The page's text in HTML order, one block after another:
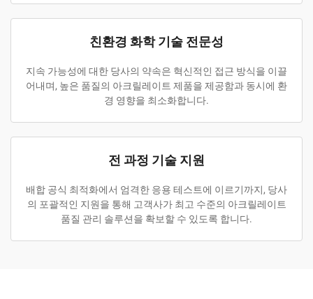
친환경 화학 기술 전문성
지속 가능성에 대한 당사의 약속은 혁신적인 접근 방식을 이끌
어내며, 높은 품질의 아크릴레이트 제품을 제공함과 동시에 환
경 영향을 최소화합니다.
전 과정 기술 지원
배합 공식 최적화에서 엄격한 응용 테스트에 이르기까지, 당사
의 포괄적인 지원을 통해 고객사가 최고 수준의 아크릴레이트
품질 관리 솔루션을 확보할 수 있도록 합니다.